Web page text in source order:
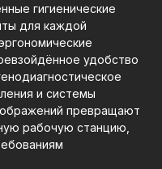
гигиенические
для каждой
удобство
и системы
превращают
рабочую станцию,